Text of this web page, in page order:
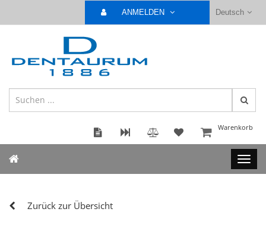
Deutsch
ANMELDEN
Warenkorb
Zurück zur Übersicht